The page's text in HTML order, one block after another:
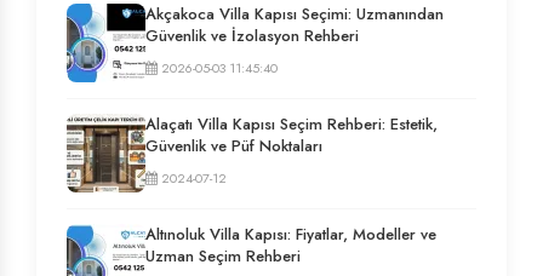
Akçakoca Villa Kapısı Seçimi: Uzmanından
Güvenlik ve İzolasyon Rehberi
2026-05-03 11:45:40
Alaçatı Villa Kapısı Seçim Rehberi: Estetik,
Güvenlik ve Püf Noktaları
2024-07-12
Altınoluk Villa Kapısı: Fiyatlar, Modeller ve
Uzman Seçim Rehberi